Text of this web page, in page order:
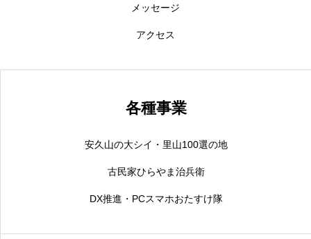
メッセージ
アクセス
各種事業
安久山の大シイ・里山100選の地
古民家ひらやま治兵衛
DX推進・PCスマホおたすけ隊